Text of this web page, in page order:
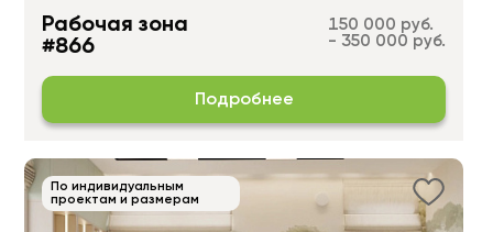
Рабочая зона
#866
150 000 руб.
- 350 000 руб.
Подробнее
По индивидуальным
проектам и размерам